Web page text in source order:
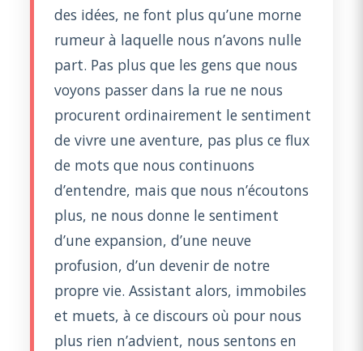
des idées, ne font plus qu’une morne
rumeur à laquelle nous n’avons nulle
part. Pas plus que les gens que nous
voyons passer dans la rue ne nous
procurent ordinairement le sentiment
de vivre une aventure, pas plus ce flux
de mots que nous continuons
d’entendre, mais que nous n’écoutons
plus, ne nous donne le sentiment
d’une expansion, d’une neuve
profusion, d’un devenir de notre
propre vie. Assistant alors, immobiles
et muets, à ce discours où pour nous
plus rien n’advient, nous sentons en